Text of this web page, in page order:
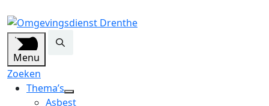
Menu
Zoeken
Thema’s
open
Asbest